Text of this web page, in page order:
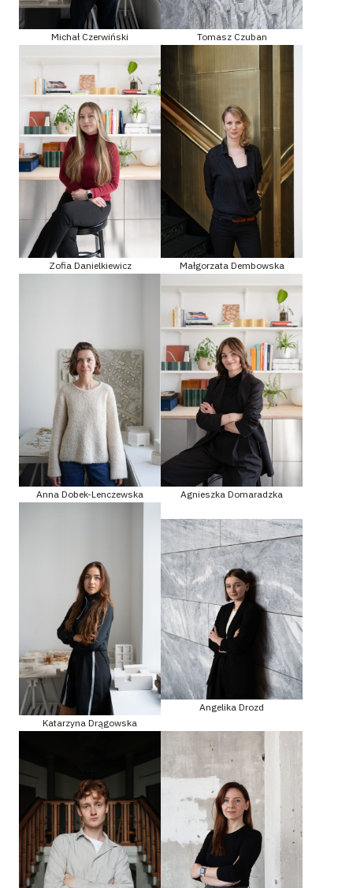
Michał Czerwiński Tomasz Czuban
Zofia Danielkiewicz Małgorzata Dembowska
Anna Dobek-Lenczewska Agnieszka Domaradzka
Katarzyna Drągowska
Angelika Drozd